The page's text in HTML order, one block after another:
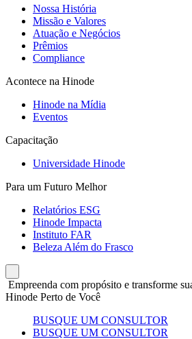
Nossa História
Missão e Valores
Atuação e Negócios
Prêmios
Compliance
Acontece na Hinode
Hinode na Mídia
Eventos
Capacitação
Universidade Hinode
Para um Futuro Melhor
Relatórios ESG
Hinode Impacta
Instituto FAR
Beleza Além do Frasco
Empreenda com propósito e transforme
Hinode Perto de Você
BUSQUE UM CONSULTOR
BUSQUE UM CONSULTOR